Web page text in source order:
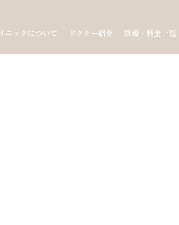
ニックについて ドクター紹介 診療・料金一覧